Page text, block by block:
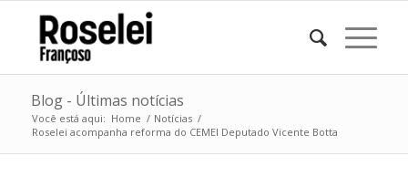
Blog - Últimas notícias
Você está aqui: Home / Notícias /
Roselei acompanha reforma do CEMEI Deputado Vicente Botta